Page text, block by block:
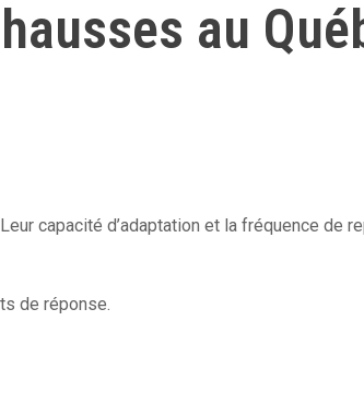
au
capacité d’adaptation et la fréquence de
de réponse.